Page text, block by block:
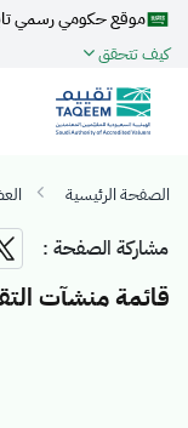
موقع حكومي رسمي
كيف تتحقق
الصفحة الرئيسية
مشاركة الصفحة :
قائمة منشآت